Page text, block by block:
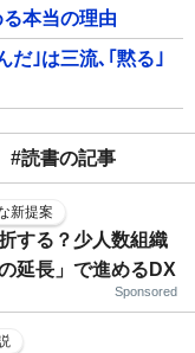
本当の理由
だ｣は三流､｢黙る｣
#読書の記事
新提案
する？少人数組織
延長」で進めるDX
Sponsored